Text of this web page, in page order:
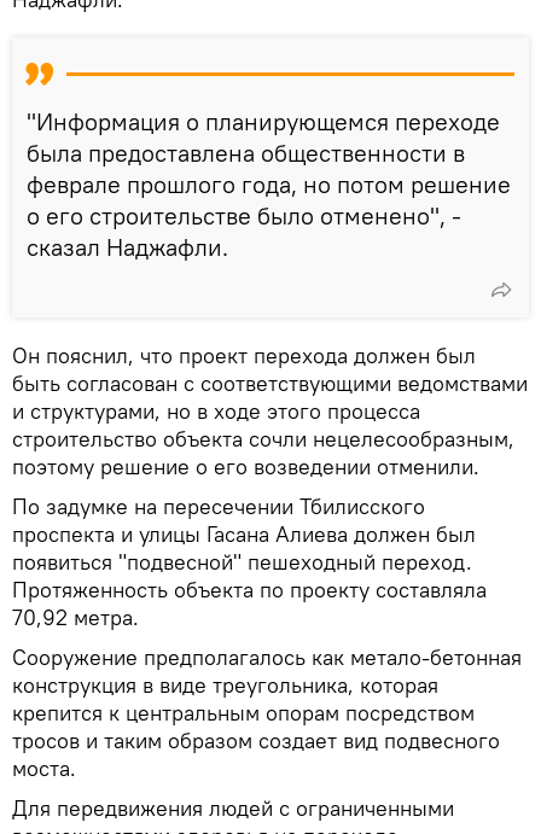
"Информация о планирующемся переходе
была предоставлена общественности в
феврале прошлого года, но потом решение
о его строительстве было отменено", -
сказал Наджафли.
Он пояснил, что проект перехода должен был
быть согласован с соответствующими ведомствами
и структурами, но в ходе этого процесса
строительство объекта сочли нецелесообразным,
поэтому решение о его возведении отменили.
По задумке на пересечении Тбилисского
проспекта и улицы Гасана Алиева должен был
появиться "подвесной" пешеходный переход.
Протяженность объекта по проекту составляла
70,92 метра.
Сооружение предполагалось как метало-бетонная
конструкция в виде треугольника, которая
крепится к центральным опорам посредством
тросов и таким образом создает вид подвесного
моста.
Для передвижения людей с ограниченными